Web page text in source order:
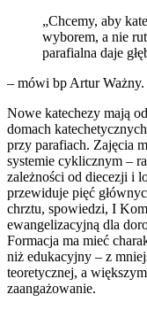
„Chcemy, aby
wyborem, a nie
parafialna daje
– mówi bp Artur Ważny.
Nowe katechezy mają
domach
przy parafiach. Zajęcia
systemie cyklicznym –
zależności od diecezji i
przewiduje pięć
chrztu, spowiedzi, I
ewangelizacyjną dla
Formacja ma mieć
niż edukacyjny – z
teoretycznej, a
zaangażowanie.